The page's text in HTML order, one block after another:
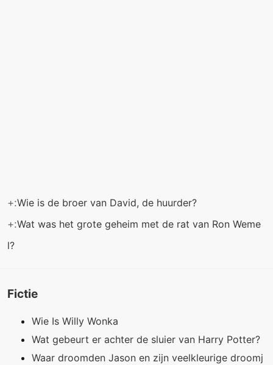
+:Wie is de broer van David, de huurder?
+:Wat was het grote geheim met de rat van Ron Weme
l?
Fictie
Wie Is Willy Wonka
Wat gebeurt er achter de sluier van Harry Potter?
Waar droomden Jason en zijn veelkleurige droomj